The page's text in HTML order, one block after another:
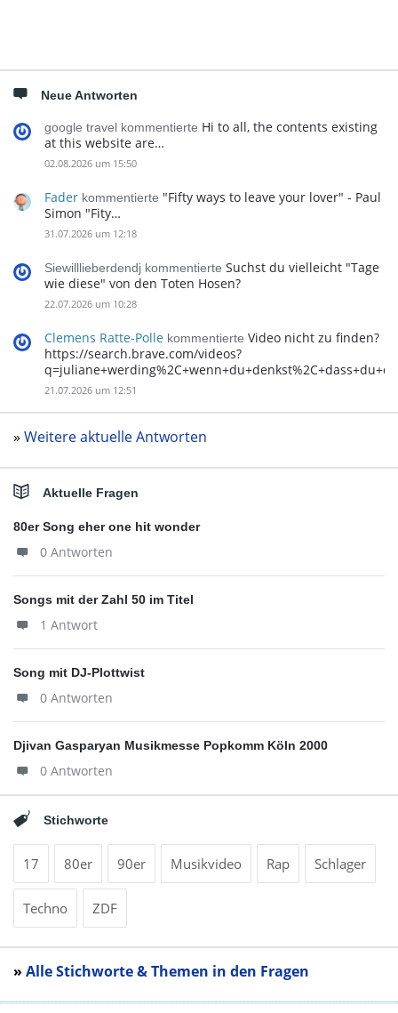
Neue Antworten
google travel kommentierte Hi to all, the contents existing
at this website are…
02.08.2026 um 15:50
Fader kommentierte "Fifty ways to leave your lover" - Paul
Simon "Fity…
31.07.2026 um 12:18
Siewilllieberdendj kommentierte Suchst du vielleicht "Tage
wie diese" von den Toten Hosen?
22.07.2026 um 10:28
Clemens Ratte-Polle kommentierte Video nicht zu finden?
https://search.brave.com/videos?
21.07.2026 um 12:51
» Weitere aktuelle Antworten
Aktuelle Fragen
80er Song eher one hit wonder
0 Antworten
Songs mit der Zahl 50 im Titel
1 Antwort
Song mit DJ-Plottwist
0 Antworten
Djivan Gasparyan Musikmesse Popkomm Köln 2000
0 Antworten
Stichworte
17 80er 90er Musikvideo Rap Schlager
Techno ZDF
» Alle Stichworte & Themen in den Fragen